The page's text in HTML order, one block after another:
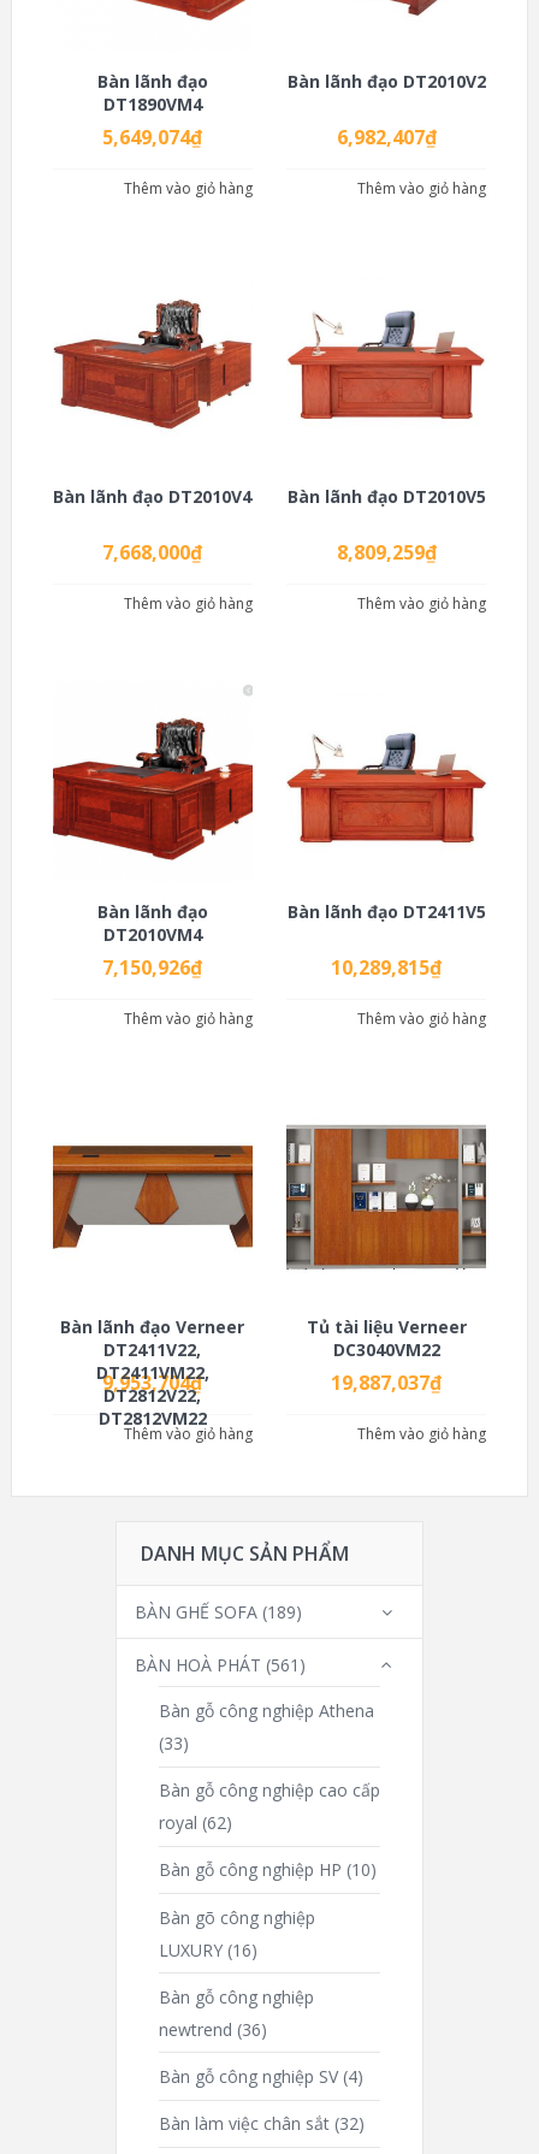
Bàn lãnh đạo
DT1890VM4
5,649,074₫
Thêm vào giỏ hàng
Bàn lãnh đạo DT2010V2
6,982,407₫
Thêm vào giỏ hàng
Bàn lãnh đạo DT2010V4
7,668,000₫
Thêm vào giỏ hàng
Bàn lãnh đạo DT2010V5
8,809,259₫
Thêm vào giỏ hàng
Bàn lãnh đạo
DT2010VM4
7,150,926₫
Thêm vào giỏ hàng
Bàn lãnh đạo DT2411V5
10,289,815₫
Thêm vào giỏ hàng
Bàn lãnh đạo Verneer
DT2411V22,
DT2411VM22,
DT2812V22,
DT2812VM22
9,953,704₫
Thêm vào giỏ hàng
Tủ tài liệu Verneer
DC3040VM22
19,887,037₫
Thêm vào giỏ hàng
DANH MỤC SẢN PHẨM
BÀN GHẾ SOFA (189)
BÀN HOÀ PHÁT (561)
Bàn gỗ công nghiệp Athena
(33)
Bàn gỗ công nghiệp cao cấp
royal (62)
Bàn gỗ công nghiệp HP (10)
Bàn gõ công nghiệp
LUXURY (16)
Bàn gỗ công nghiệp
newtrend (36)
Bàn gỗ công nghiệp SV (4)
Bàn làm việc chân sắt (32)